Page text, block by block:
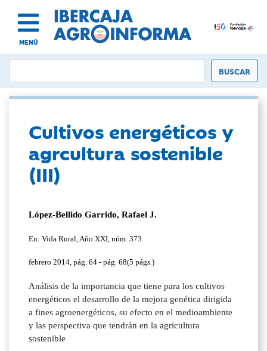
MENÚ
Cultivos energéticos y
agrcultura sostenible
(III)
López-Bellido Garrido, Rafael J.
En: Vida Rural, Año XXI, núm. 373
febrero 2014, pág. 64 - pág. 68(5 págs.)
Análisis de la importancia que tiene para los cultivos
energéticos el desarrollo de la mejora genética dirigida
a fines agroenergéticos, su efecto en el medioambiente
y las perspectiva que tendrán en la agricultura
sostenible